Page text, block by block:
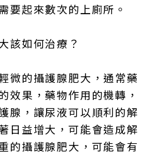
要起來數次的上廁所。
該如何治療？
微的攝護腺肥大，通常藥
效果，藥物作用的機轉，
腺，讓尿液可以順利的解
日益增大，可能會造成解
的攝護腺肥大，可能會有